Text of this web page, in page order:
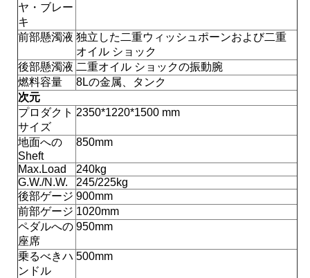
地
プ
ラ
イ
バ
シ
ー
ポ
ヤ・ブレー
キ
前部懸濁液 独立した二重ウィッシュポーンおよび二重
オイル ショック
後部懸濁液 二重オイル ショックの振動腕
燃料容量
8Lの金属、タンク
次元
プロダクト
サイズ
2350*1220*1500 mm
地面への
Sheft
850mm
Max.Load
240kg
G.W./N.W.
245/225kg
後部ゲージ 900mm
前部ゲージ 1020mm
ペダルへの
座席
950mm
乗るべきハ
ンドル
500mm